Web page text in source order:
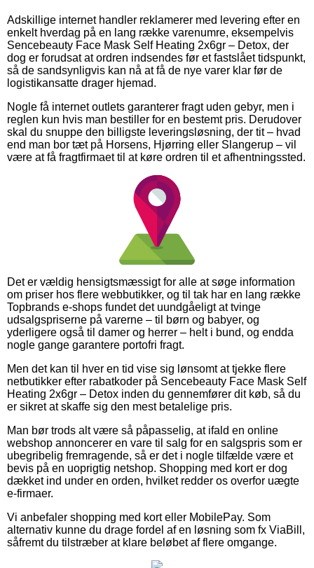
Adskillige internet handler reklamerer med levering efter en
enkelt hverdag på en lang række varenumre, eksempelvis
Sencebeauty Face Mask Self Heating 2x6gr – Detox, der
dog er forudsat at ordren indsendes før et fastslået tidspunkt,
så de sandsynligvis kan nå at få de nye varer klar før de
logistikansatte drager hjemad.
Nogle få internet outlets garanterer fragt uden gebyr, men i
reglen kun hvis man bestiller for en bestemt pris. Derudover
skal du snuppe den billigste leveringsløsning, der tit – hvad
end man bor tæt på Horsens, Hjørring eller Slangerup – vil
være at få fragtfirmaet til at køre ordren til et afhentningssted.
Det er vældig hensigtsmæssigt for alle at søge information
om priser hos flere webbutikker, og til tak har en lang række
Topbrands e-shops fundet det uundgåeligt at tvinge
udsalgspriserne på varerne – til børn og babyer, og
yderligere også til damer og herrer – helt i bund, og endda
nogle gange garantere portofri fragt.
Men det kan til hver en tid vise sig lønsomt at tjekke flere
netbutikker efter rabatkoder på Sencebeauty Face Mask Self
Heating 2x6gr – Detox inden du gennemfører dit køb, så du
er sikret at skaffe sig den mest betalelige pris.
Man bør trods alt være så påpasselig, at ifald en online
webshop annoncerer en vare til salg for en salgspris som er
ubegribelig fremragende, så er det i nogle tilfælde være et
bevis på en uoprigtig netshop. Shopping med kort er dog
dækket ind under en orden, hvilket redder os overfor uægte
e-firmaer.
Vi anbefaler shopping med kort eller MobilePay. Som
alternativ kunne du drage fordel af en løsning som fx ViaBill,
såfremt du tilstræber at klare beløbet af flere omgange.